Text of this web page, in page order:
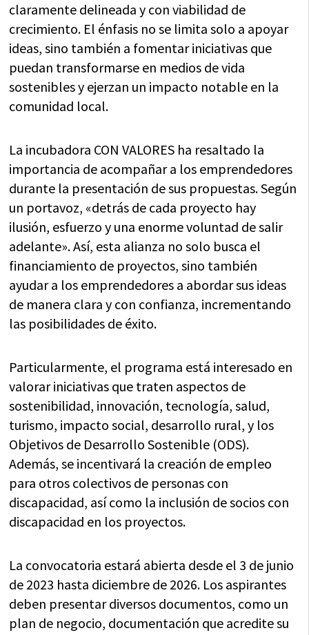
claramente delineada y con viabilidad de
crecimiento. El énfasis no se limita solo a apoyar
ideas, sino también a fomentar iniciativas que
puedan transformarse en medios de vida
sostenibles y ejerzan un impacto notable en la
comunidad local.
La incubadora CON VALORES ha resaltado la
importancia de acompañar a los emprendedores
durante la presentación de sus propuestas. Según
un portavoz, «detrás de cada proyecto hay
ilusión, esfuerzo y una enorme voluntad de salir
adelante». Así, esta alianza no solo busca el
financiamiento de proyectos, sino también
ayudar a los emprendedores a abordar sus ideas
de manera clara y con confianza, incrementando
las posibilidades de éxito.
Particularmente, el programa está interesado en
valorar iniciativas que traten aspectos de
sostenibilidad, innovación, tecnología, salud,
turismo, impacto social, desarrollo rural, y los
Objetivos de Desarrollo Sostenible (ODS).
Además, se incentivará la creación de empleo
para otros colectivos de personas con
discapacidad, así como la inclusión de socios con
discapacidad en los proyectos.
La convocatoria estará abierta desde el 3 de junio
de 2023 hasta diciembre de 2026. Los aspirantes
deben presentar diversos documentos, como un
plan de negocio, documentación que acredite su